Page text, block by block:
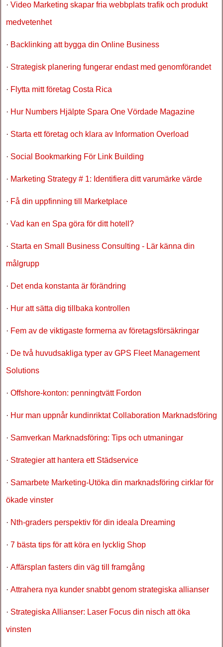
· Video Marketing skapar fria webbplats trafik och produkt
medvetenhet
· Backlinking att bygga din Online Business
· Strategisk planering fungerar endast med genomförandet
· Flytta mitt företag Costa Rica
· Hur Numbers Hjälpte Spara One Vördade Magazine
· Starta ett företag och klara av Information Overload
· Social Bookmarking För Link Building
· Marketing Strategy # 1: Identifiera ditt varumärke värde
· Få din uppfinning till Marketplace
· Vad kan en Spa göra för ditt hotell?
· Starta en Small Business Consulting - Lär känna din
målgrupp
· Det enda konstanta är förändring
· Hur att sätta dig tillbaka kontrollen
· Fem av de viktigaste formerna av företagsförsäkringar
· De två huvudsakliga typer av GPS Fleet Management
Solutions
· Offshore-konton: penningtvätt Fordon
· Hur man uppnår kundinriktat Collaboration Marknadsföring
· Samverkan Marknadsföring: Tips och utmaningar
· Strategier att hantera ett Städservice
· Samarbete Marketing-Utöka din marknadsföring cirklar för
ökade vinster
· Nth-graders perspektiv för din ideala Dreaming
· 7 bästa tips för att köra en lycklig Shop
· Affärsplan fasters din väg till framgång
· Attrahera nya kunder snabbt genom strategiska allianser
· Strategiska Allianser: Laser Focus din nisch att öka
vinsten